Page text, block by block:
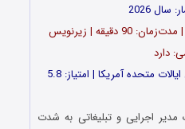
سال 2026
زبان: دوبله فارسی + انگلیسی | مدت‌زمان: 90 دقیقه | زیرنویس
دارد
متحده آمریکا | امتیاز: 5.8
اجرایی و تبلیغاتی به شدت